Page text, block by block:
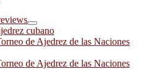
cubano
de Ajedrez de las Naciones
de Ajedrez de las Naciones